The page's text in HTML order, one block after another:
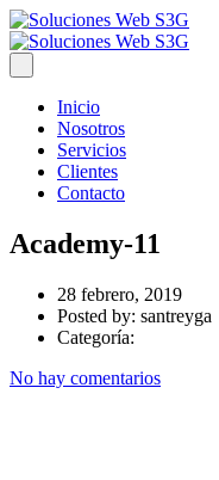
Inicio
Nosotros
Servicios
Clientes
Contacto
Academy-11
28 febrero, 2019
Posted by: santreyga
Categoría:
No hay comentarios